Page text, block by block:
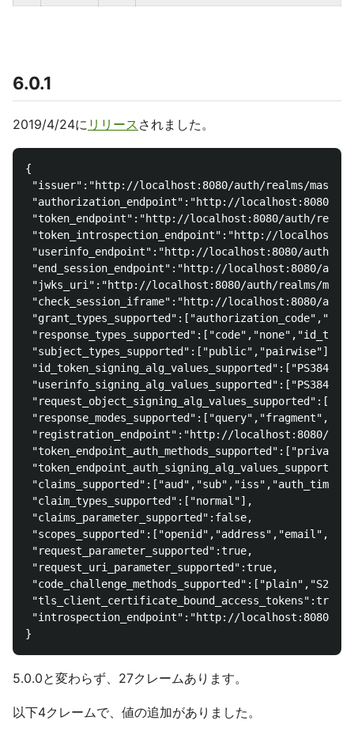
6.0.1
2019/4/24に リリース されました。
{
"issuer":"http://localhost:8080/auth/realms/
"authorization_endpoint":"http://localhost:8080/
"token_endpoint":"http://localhost:8080/auth/
"token_introspection_endpoint":"http://
"userinfo_endpoint":"http://localhost:8080/auth/
"end_session_endpoint":"http://localhost:8080/
"jwks_uri":"http://localhost:8080/auth/realms/
"check_session_iframe":"http://localhost:8080/
"subject_types_supported":["public","pairwise"],
"registration_endpoint":"http://localhost:8080/
"claim_types_supported":["normal"],
"claims_parameter_supported":false,
"request_parameter_supported":true,
"request_uri_parameter_supported":true,
"tls_client_certificate_bound_access_tokens":true,
"introspection_endpoint":"http://localhost:8080/
5.0.0と変わらず、27クレームあります。
以下4クレームで、値の追加がありました。